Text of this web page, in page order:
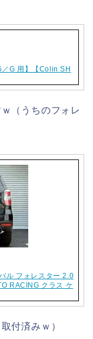
／G 用】【Colin SH
（うちのフォレ
ル フォレスター 2.0
RACING クラス ケ
付済みｗ）